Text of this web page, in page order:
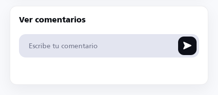
Ver comentarios